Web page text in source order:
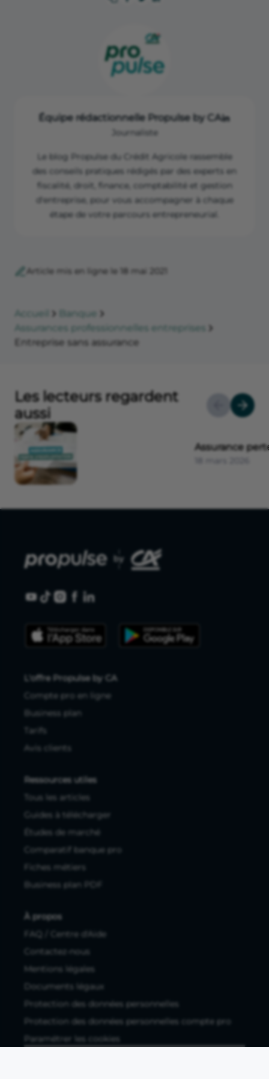
dommages subis ou causés à des tiers.
Équipe rédactionnelle Propulse by CA
Journaliste
Le blog Propulse du Crédit Agricole rassemble
des conseils pratiques rédigés par des experts en
fiscalité, droit, finance, comptabilité et gestion
d'entreprise, pour vous accompagner à chaque
étape de votre parcours entrepreneurial.
Article mis en ligne le 18 mai 2021
Accueil
Banque
Assurances professionnelles entreprises
Entreprise sans assurance
Les lecteurs regardent
aussi
Assurance
L'offre Propulse by CA
Compte pro en ligne
Business plan
Tarifs
Avis clients
Ressources utiles
Tous les articles
Guides à télécharger
Études de marché
Comparatif banque pro
Fiches métiers
Business plan PDF
À propos
FAQ / Centre d'Aide
Contactez-nous
Mentions légales
Documents légaux
Protection des données personnelles
Protection des données personnelles compte pro
Paramétrer les cookies